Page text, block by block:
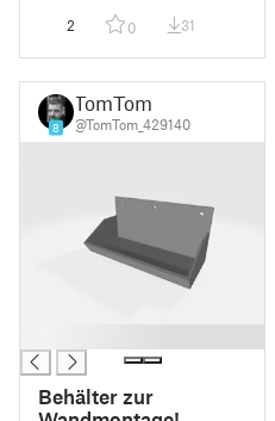
2 0 31
8
TomTom
@TomTom_429140
Behälter zur